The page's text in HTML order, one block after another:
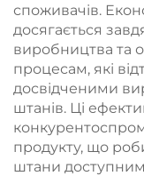
споживачів.
досягається
виробництва та
процесам, які
досвідченими
штанів. Ці
продукту, що
штани